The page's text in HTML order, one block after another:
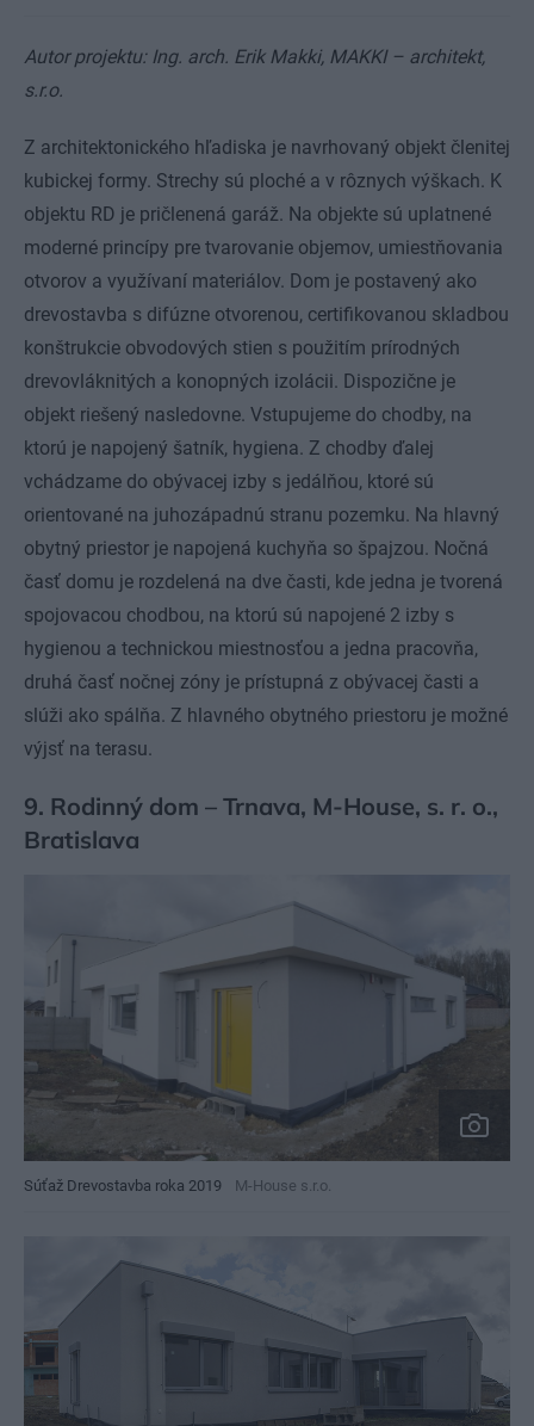
Autor projektu: Ing. arch. Erik Makki, MAKKI – architekt,
s.r.o.
Z architektonického hľadiska je navrhovaný objekt členitej
kubickej formy. Strechy sú ploché a v rôznych výškach. K
objektu RD je pričlenená garáž. Na objekte sú uplatnené
moderné princípy pre tvarovanie objemov, umiestňovania
otvorov a využívaní materiálov. Dom je postavený ako
drevostavba s difúzne otvorenou, certifikovanou skladbou
konštrukcie obvodových stien s použitím prírodných
drevovláknitých a konopných izolácii. Dispozične je
objekt riešený nasledovne. Vstupujeme do chodby, na
ktorú je napojený šatník, hygiena. Z chodby ďalej
vchádzame do obývacej izby s jedálňou, ktoré sú
orientované na juhozápadnú stranu pozemku. Na hlavný
obytný priestor je napojená kuchyňa so špajzou. Nočná
časť domu je rozdelená na dve časti, kde jedna je tvorená
spojovacou chodbou, na ktorú sú napojené 2 izby s
hygienou a technickou miestnosťou a jedna pracovňa,
druhá časť nočnej zóny je prístupná z obývacej časti a
slúži ako spálňa. Z hlavného obytného priestoru je možné
výjsť na terasu.
9. Rodinný dom – Trnava, M-House, s. r. o.,
Bratislava
Súťaž Drevostavba roka 2019 M-House s.r.o.